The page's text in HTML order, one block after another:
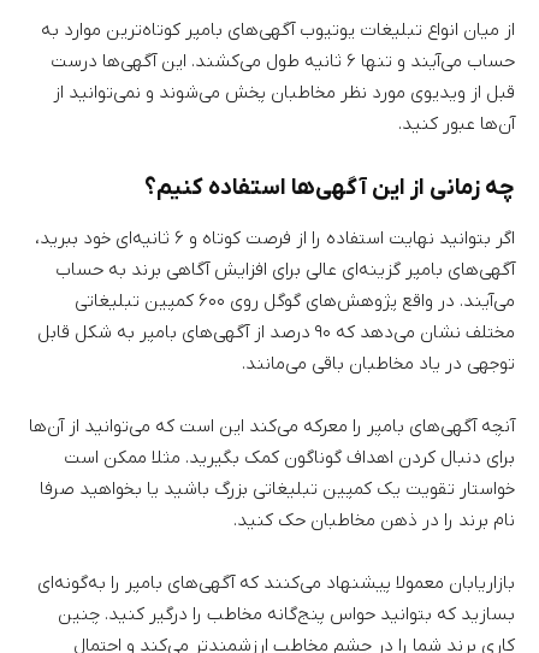
از میان انواع تبلیغات یوتیوب آگهی‌های بامپر کوتاه‌ترین موارد به
حساب می‌آیند و تنها ۶ ثانیه طول می‌کشند. این آگهی‌ها درست
قبل از ویدیوی مورد نظر مخاطبان پخش می‌شوند و نمی‌توانید از
آن‌ها عبور کنید.
چه زمانی از این آگهی‌ها استفاده کنیم؟
اگر بتوانید نهایت استفاده را از فرصت کوتاه و ۶ ثانیه‌ای خود ببرید،
آگهی‌های بامپر گزینه‌ای عالی برای افزایش آگاهی برند به حساب
می‌آیند. در واقع پژوهش‌های گوگل روی ۶۰۰ کمپین تبلیغاتی
مختلف نشان می‌دهد که ۹۰ درصد از آگهی‌های بامپر به شکل قابل
توجهی در یاد مخاطبان باقی می‌مانند.
آنچه آگهی‌های بامپر را معرکه می‌کند این است که می‌توانید از آن‌ها
برای دنبال کردن اهداف گوناگون کمک بگیرید. مثلا ممکن است
خواستار تقویت یک کمپین تبلیغاتی بزرگ باشید یا بخواهید صرفا
نام برند را در ذهن مخاطبان حک کنید.
بازاریابان معمولا پیشنهاد می‌کنند که آگهی‌های بامپر را به‌گونه‌ای
بسازید که بتوانید حواس پنج‌گانه مخاطب را درگیر کنید. چنین
کاری برند شما را در چشم مخاطب ارزشمندتر می‌کند و احتمال